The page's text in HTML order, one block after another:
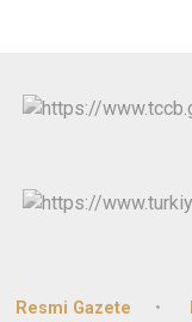
Resmi Gazete